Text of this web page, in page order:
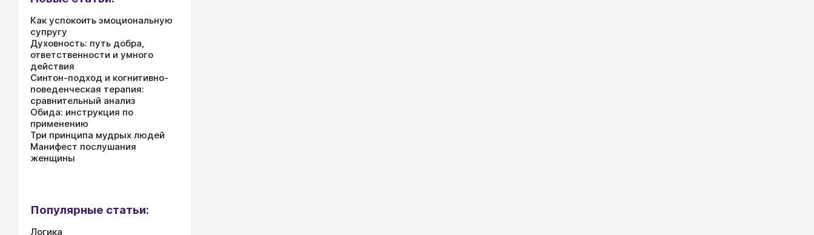
Как успокоить эмоциональную
супругу
Духовность: путь добра,
ответственности и умного
действия
Синтон-подход и когнитивно-
поведенческая терапия:
сравнительный анализ
Обида: инструкция по
применению
Три принципа мудрых людей
Манифест послушания
женщины
Популярные статьи:
Логика